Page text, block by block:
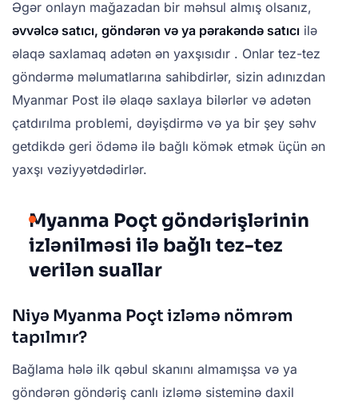
Əgər onlayn mağazadan bir məhsul almış olsanız,
əvvəlcə satıcı, göndərən və ya pərakəndə satıcı ilə
əlaqə saxlamaq adətən ən yaxşısıdır . Onlar tez-tez
göndərmə məlumatlarına sahibdirlər, sizin adınızdan
Myanmar Post ilə əlaqə saxlaya bilərlər və adətən
çatdırılma problemi, dəyişdirmə və ya bir şey səhv
getdikdə geri ödəmə ilə bağlı kömək etmək üçün ən
yaxşı vəziyyətdədirlər.
Myanma Poçt göndərişlərinin
izlənilməsi ilə bağlı tez-tez
verilən suallar
Niyə Myanma Poçt izləmə nömrəm
tapılmır?
Bağlama hələ ilk qəbul skanını almamışsa və ya
göndərən göndəriş canlı izləmə sisteminə daxil